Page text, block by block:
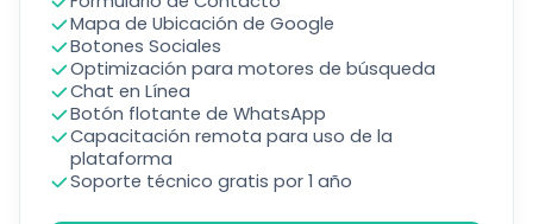
Mapa de Ubicación de Google
Botones Sociales
Optimización para motores de búsqueda
Chat en Línea
Botón flotante de WhatsApp
Capacitación remota para uso de la
plataforma
Soporte técnico gratis por 1 año